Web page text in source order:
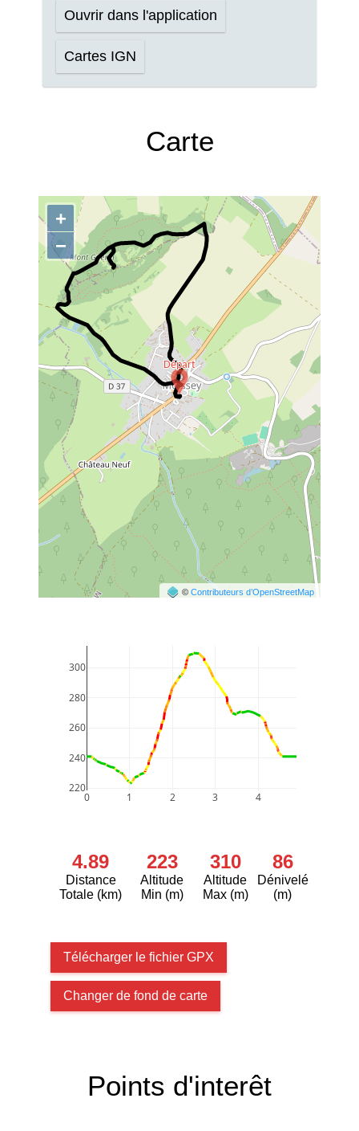
Ouvrir dans l'application
Cartes IGN
Carte
+
−
©Contributeurs d’OpenStreetMap
0 1 2 3 4
220
240
260
280
300
4.89
Distance
Totale (km)
223
Altitude
Min (m)
310
Altitude
Max (m)
86
Dénivelé
(m)
Télécharger le fichier GPX
Changer de fond de carte
Points d'interêt